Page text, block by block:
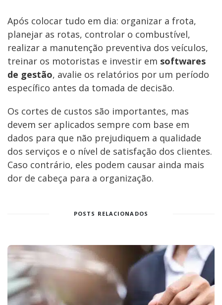
Após colocar tudo em dia: organizar a frota,
planejar as rotas, controlar o combustível,
realizar a manutenção preventiva dos veículos,
treinar os motoristas e investir em softwares
de gestão, avalie os relatórios por um período
específico antes da tomada de decisão.
Os cortes de custos são importantes, mas
devem ser aplicados sempre com base em
dados para que não prejudiquem a qualidade
dos serviços e o nível de satisfação dos clientes.
Caso contrário, eles podem causar ainda mais
dor de cabeça para a organização.
POSTS RELACIONADOS